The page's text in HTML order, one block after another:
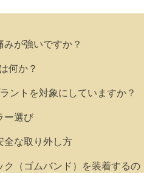
が強いですか？
何か？
ントを対象にしていますか？
ー選び
全な取り外し方
（ゴムバンド）を装着するの